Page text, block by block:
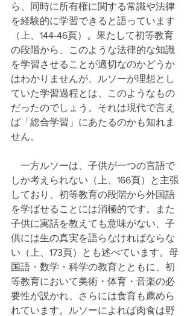
ら、同時に所有権に関する常識や法律
を経験的に学習できると語っています
（上、144-46頁）。果たして初等教育
の段階から、このような法律的な知識
を学習させることが適切なのかどうか
はわかりませんが、ルソーが理想とし
ていた学習過程とは、このようなもの
だったのでしょう。それは現代で言え
ば「総合学習」にあたるのかも知れま
せん。
一方ルソーは、子供が一つの言語で
しか考えられない（上、166頁）と主張
しており、初等教育の段階から外国語
を学ばせることには消極的です。また
子供に寓話を教えても意味がない、子
供には生の真実を語らなければならな
い（上、173頁）とも述べています。母
国語・数学・科学の教育とともに、初
等教育において美術・体育・音楽の必
要性が説かれ、さらには食育も薦めら
れています。ルソーによれば肉食は野